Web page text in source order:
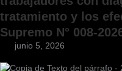
tratamiento y los
Supremo N° 008-
junio 5, 2026